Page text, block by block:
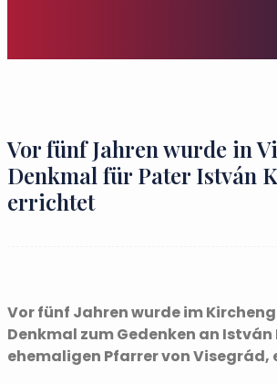
Vor fünf Jahren wurde in
Denkmal für Pater István
errichtet
Vor fünf Jahren wurde im
Denkmal zum Gedenken an István
ehemaligen Pfarrer von Visegrád,